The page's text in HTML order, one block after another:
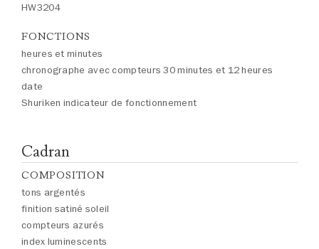
HW3204
FONCTIONS
heures et minutes
chronographe avec compteurs 30 minutes et 12 heures
date
Shuriken indicateur de fonctionnement
Cadran
COMPOSITION
tons argentés
finition satiné soleil
compteurs azurés
index luminescents